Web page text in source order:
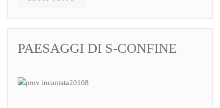
PAESAGGI DI S-CONFINE